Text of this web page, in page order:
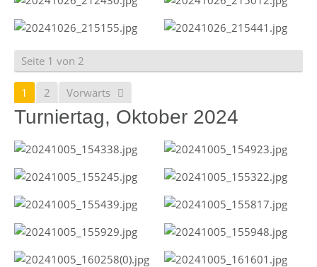
Seite 1 von 2
1 2 Vorwärts
Turniertag, Oktober 2024